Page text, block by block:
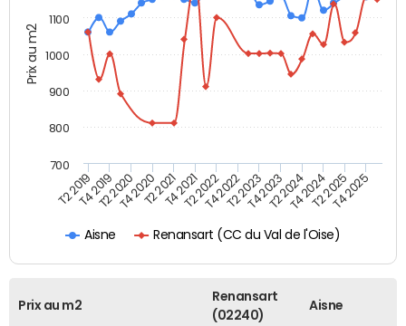
Prix au m2
Aisne Renansart (CC du Val de l'Oise)
T2 2019T4 2019T2 2020T4 2020T2 2021T4 2021T2 2022T4 2022T2 2023T4 2023T2 2024T4 2024T2 2025T4 2025
700
800
900
1000
1100
Prix au m2
Renansart
(02240)
Aisne